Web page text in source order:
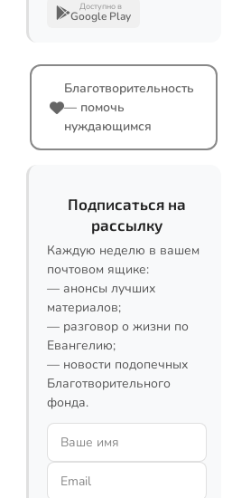
Доступно в
Google Play
Благотворительность
— помочь
нуждающимся
Подписаться на
рассылку
Каждую неделю в вашем
почтовом ящике:
— анонсы лучших
материалов;
— разговор о жизни по
Евангелию;
— новости подопечных
Благотворительного
фонда.